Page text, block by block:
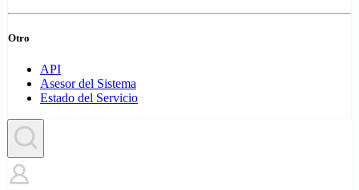
Otro
API
Asesor del Sistema
Estado del Servicio